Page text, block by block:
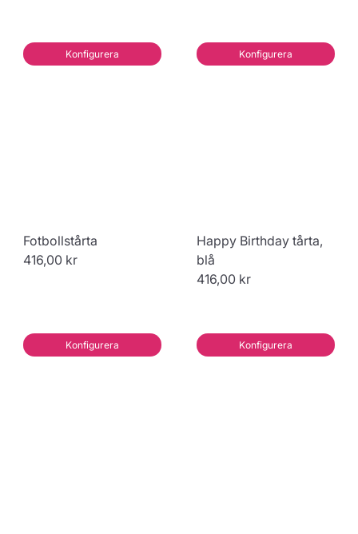
Konfigurera Konfigurera
Fotbollstårta
416,00 kr
Konfigurera
Happy Birthday tårta,
blå
416,00 kr
Konfigurera